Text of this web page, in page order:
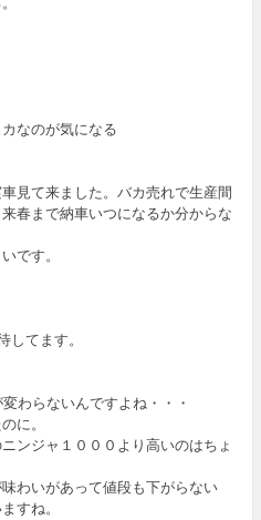
なのが気になる
見て来ました。バカ売れで生産間
春まで納車いつになるか分からな
です。
てます。
わらないんですよね・・・
に。
ンジャ１０００より高いのはちょ
わいがあって値段も下がらない
すね。